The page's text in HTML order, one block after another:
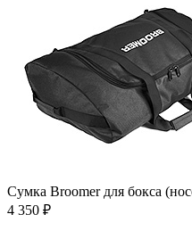
Сумка Broomer для бокса
4 350 ₽